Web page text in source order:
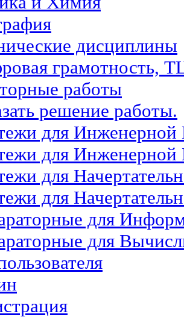
дисциплины
грамотность,
работы
решение работы.
для
для
для
для
для
для